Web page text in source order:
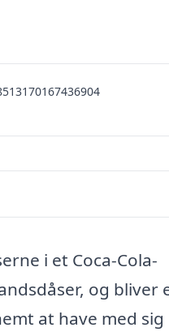
i et Coca-Cola-
og bliver
at have med sig